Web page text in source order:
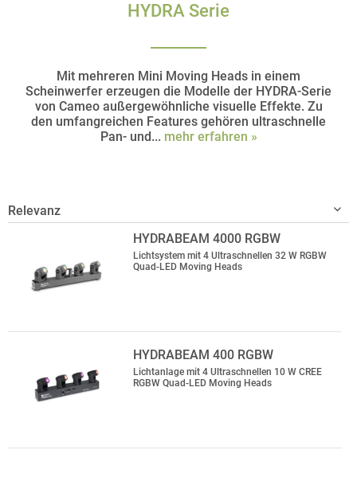
HYDRA Serie
Mit mehreren Mini Moving Heads in einem
Scheinwerfer erzeugen die Modelle der HYDRA-Serie
von Cameo außergewöhnliche visuelle Effekte. Zu
den umfangreichen Features gehören ultraschnelle
Pan- und... mehr erfahren »
HYDRABEAM 4000 RGBW
Lichtsystem mit 4 Ultraschnellen 32 W RGBW
Quad-LED Moving Heads
HYDRABEAM 400 RGBW
Lichtanlage mit 4 Ultraschnellen 10 W CREE
RGBW Quad-LED Moving Heads